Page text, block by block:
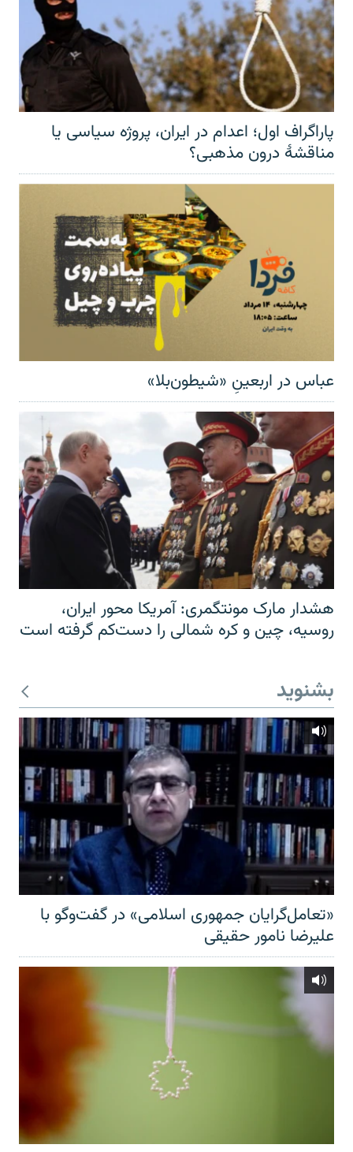
پاراگراف اول؛ اعدام در ایران، پروژه سیاسی یا
مناقشهٔ درون مذهبی؟
عباس در اربعینِ «شیطون‌بلا»
هشدار مارک مونتگمری: آمریکا محور ایران،
روسیه، چین و کره شمالی را دست‌کم گرفته است
بشنوید
«تعامل‌گرایان جمهوری اسلامی» در گفت‌وگو با
علیرضا نامور حقیقی